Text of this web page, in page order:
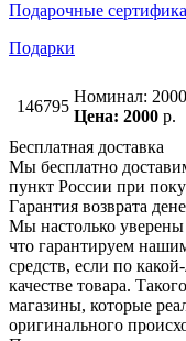
Подарочные
Подарки
146795
Номинал: 2000
Цена: 2000 р.
Бесплатная доставка
Мы бесплатно
пункт России при
Гарантия возврата
Мы настолько уверены
что гарантируем
средств, если по
качестве товара.
магазины, которые
оригинального